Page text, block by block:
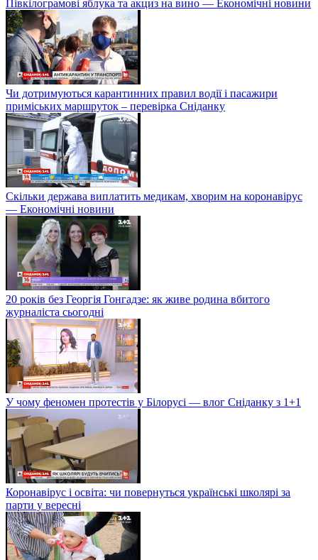
Півкілограмові яблука та акциз на вино — Економічні новини
Чи дотримуються карантинних правил водії і пасажири
приміських маршруток – перевірка Сніданку
Скільки держава виплатить медикам, хворим на коронавірус
— Економічні новини
20 років без Георгія Гонгадзе: як живе родина вбитого
журналіста сьогодні
У чому феномен протестів у Білорусі — влог Сніданку з 1+1
Коронавірус і освіта: чи повернуться українські школярі за
парти у вересні